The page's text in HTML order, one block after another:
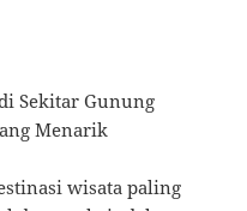
Sekitar Gunung
Menarik
wisata paling